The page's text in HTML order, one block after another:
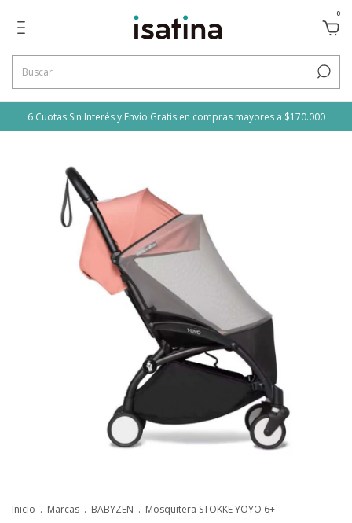
0
6 Cuotas Sin Interés y Envío Gratis en compras mayores a $170.000
Inicio . Marcas . BABYZEN . Mosquitera STOKKE YOYO 6+